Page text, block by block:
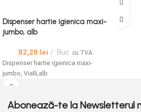
Dispenser hartie igienica maxi-
jumbo, alb
82,28 lei Buc cu TVA
Dispenser hartie igienica maxi-
jumbo, Vialli,alb
Abonează-te la Newsletterul